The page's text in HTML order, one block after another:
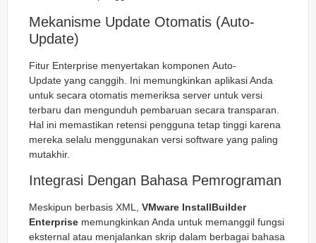
Mekanisme Update Otomatis (Auto-
Update)
Fitur Enterprise menyertakan komponen Auto-
Update yang canggih. Ini memungkinkan aplikasi Anda
untuk secara otomatis memeriksa server untuk versi
terbaru dan mengunduh pembaruan secara transparan.
Hal ini memastikan retensi pengguna tetap tinggi karena
mereka selalu menggunakan versi software yang paling
mutakhir.
Integrasi Dengan Bahasa Pemrograman
Meskipun berbasis XML, VMware InstallBuilder
Enterprise memungkinkan Anda untuk memanggil fungsi
eksternal atau menjalankan skrip dalam berbagai bahasa